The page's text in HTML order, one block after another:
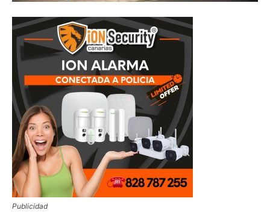
Publicidad